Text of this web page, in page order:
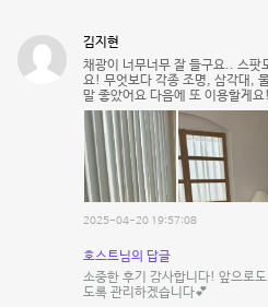
김지현
채광이 너무너무 잘 들구요.. 스팟
요! 무엇보다 각종 조명, 삼각대,
말 좋았어요 다음에 또 이용할게요!
2025-04-20 19:57:08
호스트님의 답글
소중한 후기 감사합니다! 앞으로
도록 관리하겠습니다💕